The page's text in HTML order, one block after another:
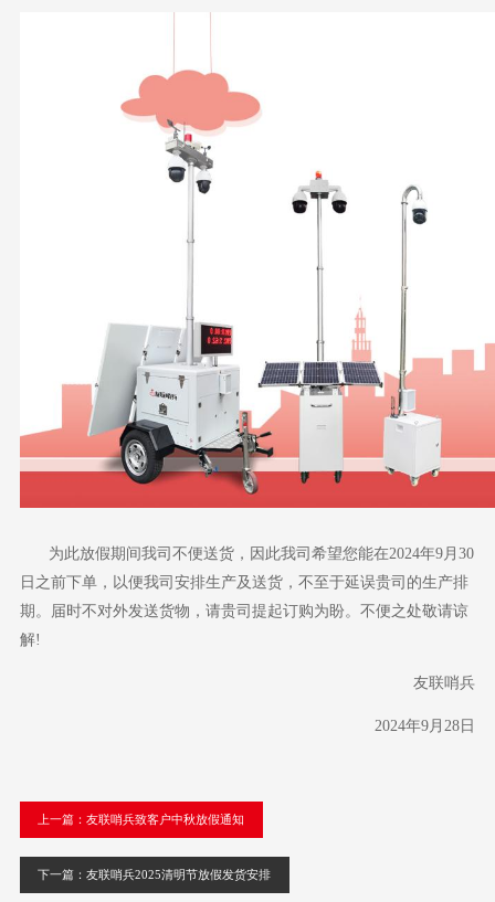
为此放假期间我司不便送货，因此我司希望您能在2024年9月30
日之前下单，以便我司安排生产及送货，不至于延误贵司的生产排
期。届时不对外发送货物，请贵司提起订购为盼。不便之处敬请谅
解!
友联哨兵
2024年9月28日
上一篇：友联哨兵致客户中秋放假通知
下一篇：友联哨兵2025清明节放假发货安排